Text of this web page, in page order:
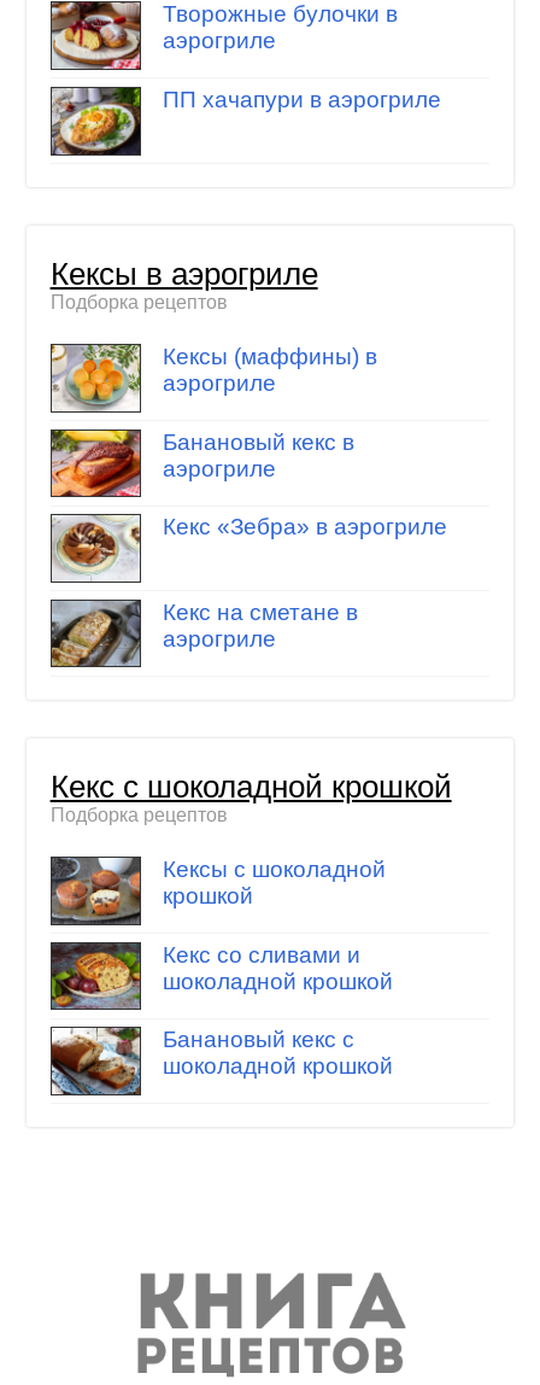
Творожные булочки в
аэрогриле
ПП хачапури в аэрогриле
Кексы в аэрогриле
Подборка рецептов
Кексы (маффины) в
аэрогриле
Банановый кекс в
аэрогриле
Кекс «Зебра» в аэрогриле
Кекс на сметане в
аэрогриле
Кекс с шоколадной крошкой
Подборка рецептов
Кексы с шоколадной
крошкой
Кекс со сливами и
шоколадной крошкой
Банановый кекс с
шоколадной крошкой